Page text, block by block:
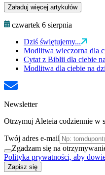
Załaduj więcej artykułów
czwartek 6 sierpnia
Dziś świętujemy...
Modlitwa wieczorna dla
Cytat z Biblii dla ciebie
Modlitwa dla ciebie na
Newsletter
Otrzymuj Aleteia codziennie w
Twój adres e-mail
Zgadzam się na
Polityka prywatności, aby
Zapisz się